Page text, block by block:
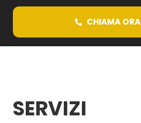
CHIAMA ORA
SERVIZI